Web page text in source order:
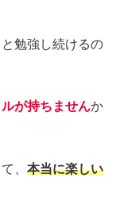
勉強し続けるの
ルが持ちませんか
、 本当に楽しい